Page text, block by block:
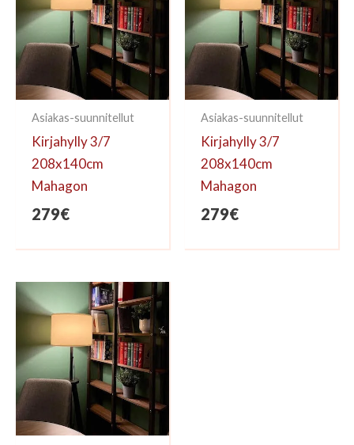
Asiakas-suunnitellut
Kirjahylly 3/7
208x140cm
Mahagon
279€
Asiakas-suunnitellut
Kirjahylly 3/7
208x140cm
Mahagon
279€